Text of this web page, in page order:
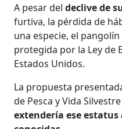
A pesar del declive de
furtiva, la pérdida de
una especie, el
protegida por la Ley de
Estados Unidos.
La propuesta
de Pesca y Vida
extendería ese estatus